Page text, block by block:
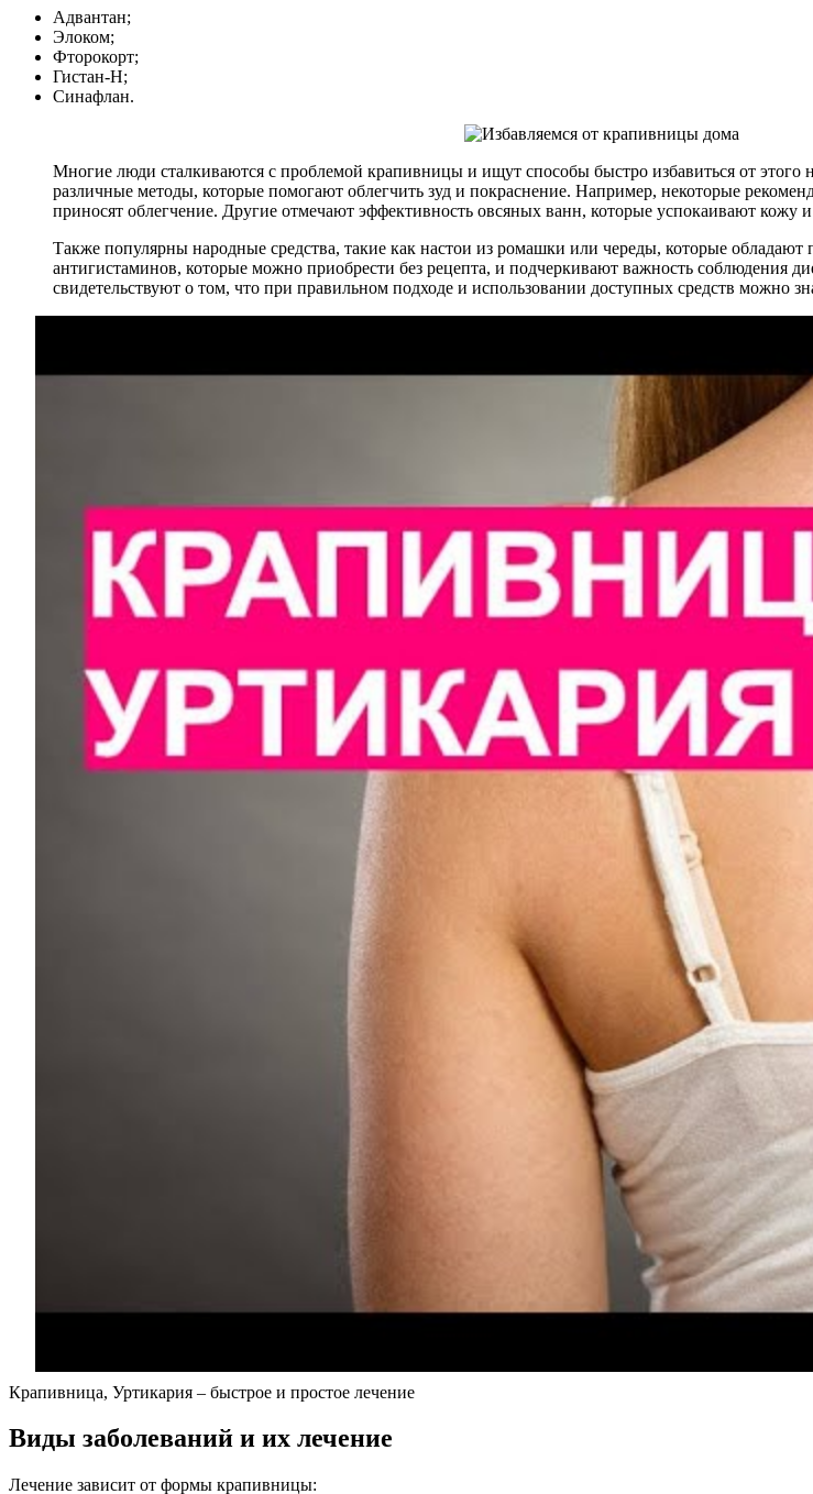
Адвантан;
Элоком;
Фторокорт;
Гистан-Н;
Синафлан.
Многие люди сталкиваются с проблемой крапивницы и ищут способы быстро избавиться от
различные методы, которые помогают облегчить зуд и покраснение. Например, некоторые
приносят облегчение. Другие отмечают эффективность овсяных ванн, которые успокаивают кожу
Также популярны народные средства, такие как настои из ромашки или череды, которые
антигистаминов, которые можно приобрести без рецепта, и подчеркивают важность
свидетельствуют о том, что при правильном подходе и использовании доступных средств можно
Крапивница, Уртикария – быстрое и простое лечение
Виды заболеваний и их лечение
Лечение зависит от формы крапивницы: